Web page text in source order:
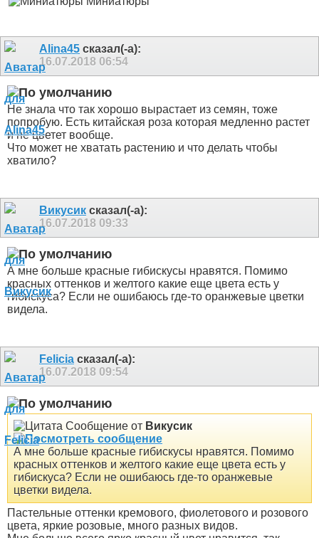
Alina45 сказал(-а):
16.07.2018 06:54
Не знала что так хорошо вырастает из семян, тоже
попробую. Есть китайская роза которая медленно растет
и не цветет вообще.
Что может не хватать растению и что делать чтобы
хватило?
Викусик сказал(-а):
16.07.2018 09:33
А мне больше красные гибискусы нравятся. Помимо
красных оттенков и желтого какие еще цвета есть у
гибискуса? Если не ошибаюсь где-то оранжевые цветки
видела.
Felicia сказал(-а):
16.07.2018 09:54
Сообщение от Викусик
А мне больше красные гибискусы нравятся. Помимо
красных оттенков и желтого какие еще цвета есть у
гибискуса? Если не ошибаюсь где-то оранжевые
цветки видела.
Пастельные оттенки кремового, фиолетового и розового
цвета, яркие розовые, много разных видов.